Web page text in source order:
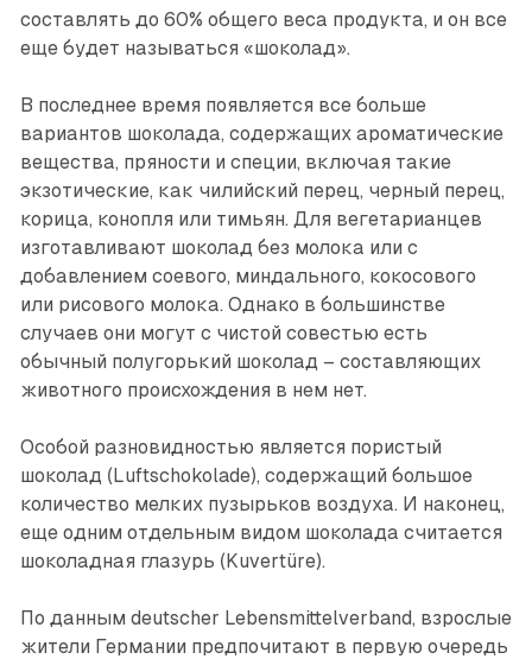
составлять до 60% общего веса продукта, и он все
еще будет называться «шоколад».
В последнее время появляется все больше
вариантов шоколада, содержащих ароматические
вещества, пряности и специи, включая такие
экзотические, как чилийский перец, черный перец,
корица, конопля или тимьян. Для вегетарианцев
изготавливают шоколад без молока или с
добавлением соевого, миндального, кокосового
или рисового молока. Однако в большинстве
случаев они могут с чистой совестью есть
обычный полугорький шоколад – ­составляющих
животного происхождения в нем нет.
Особой разновидностью является пористый
шоколад (Luftschokolade), содержащий большое
количество мелких пузырьков воздуха. И наконец,
еще одним отдельным видом шоколада считается
шоколадная глазурь (Kuvertüre).
По данным deutscher Lebensmittelverband, взрослые
жители Германии предпочитают в первую очередь